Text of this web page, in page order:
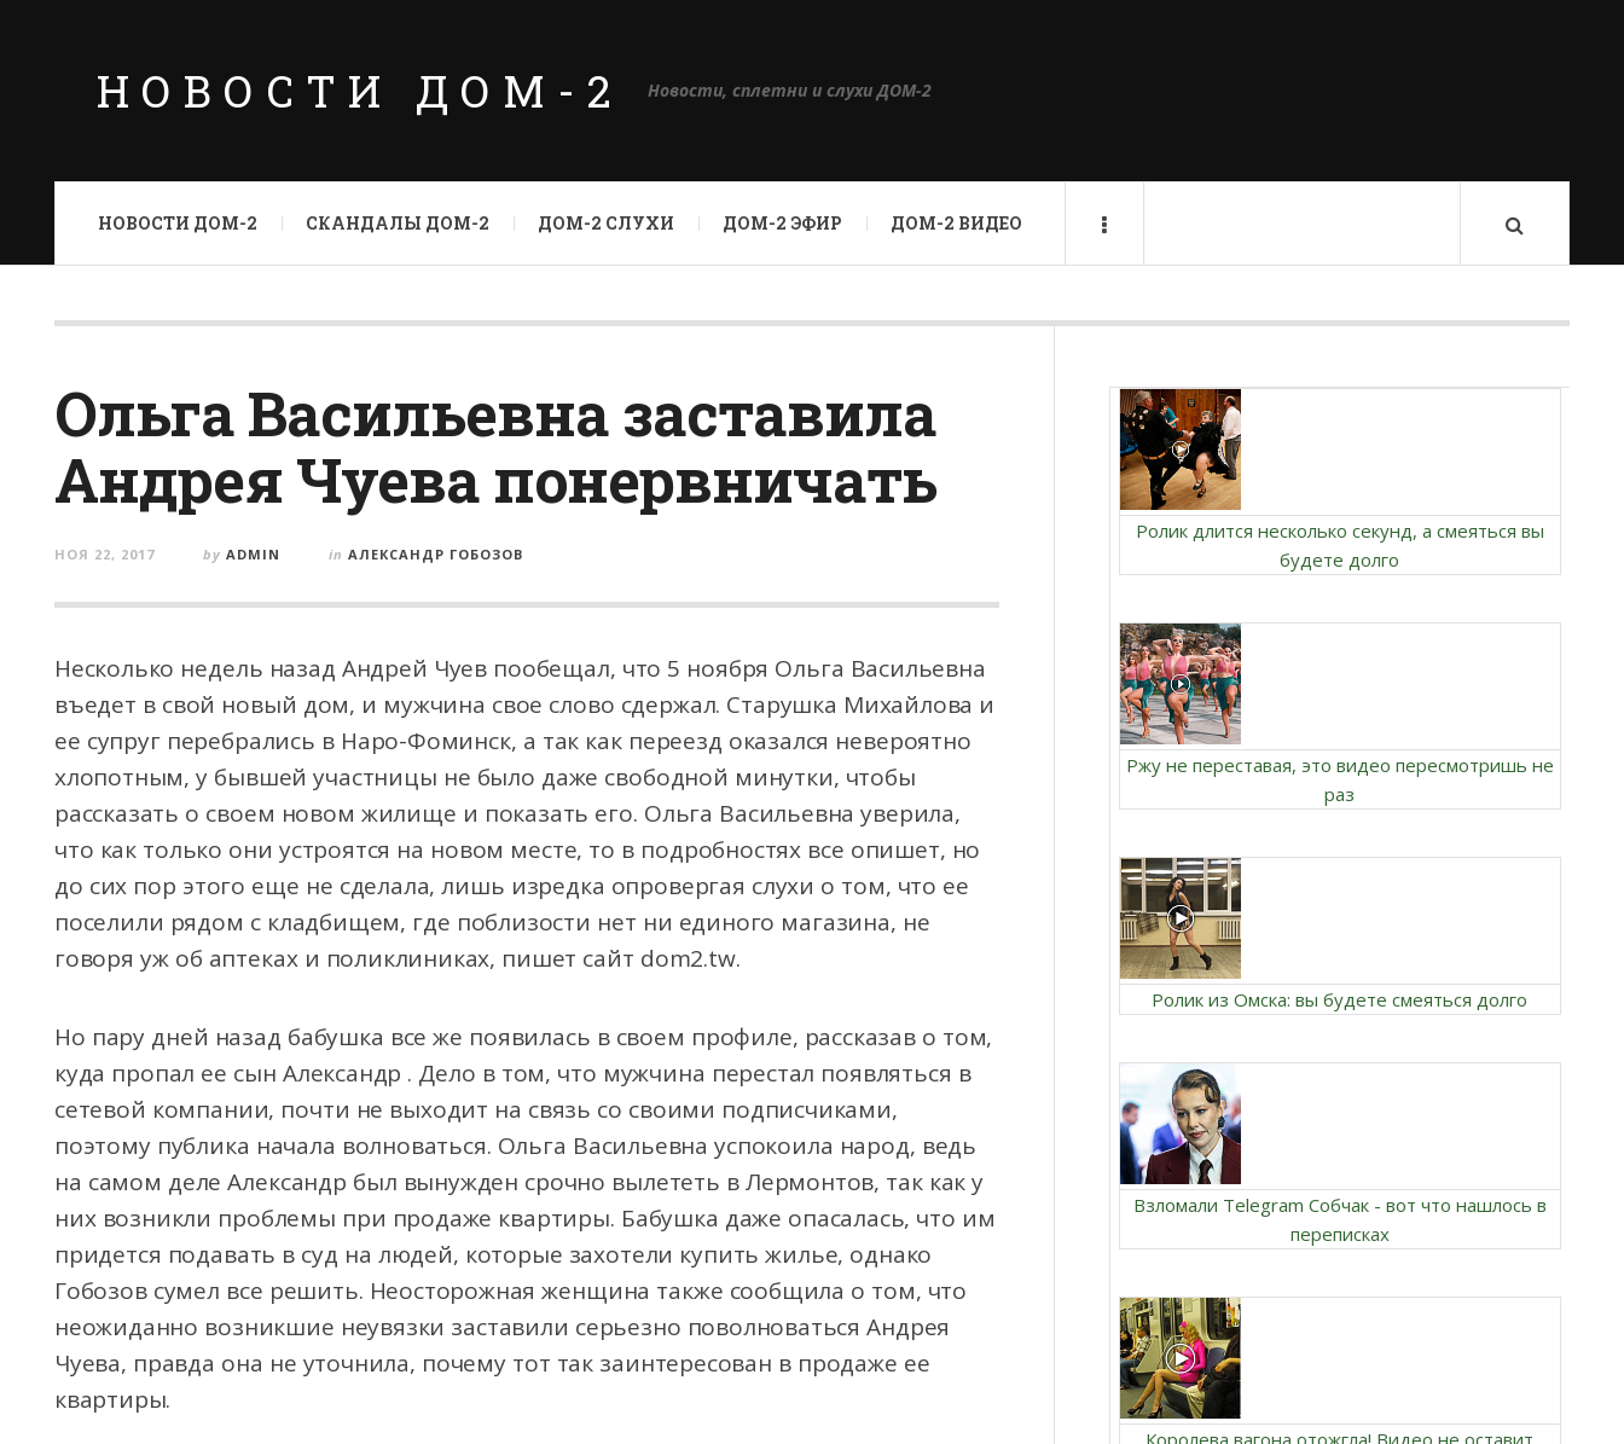
НОВОСТИ ДОМ-2 Новости, сплетни и слухи ДОМ-2
НОВОСТИ ДОМ-2 СКАНДАЛЫ ДОМ-2 ДОМ-2 СЛУХИ ДОМ-2 ЭФИР ДОМ-2 ВИДЕО
Ольга Васильевна заставила
Андрея Чуева понервничать
НОЯ 22, 2017 by ADMIN in АЛЕКСАНДР ГОБОЗОВ
Несколько недель назад Андрей Чуев пообещал, что 5 ноября Ольга Васильевна
въедет в свой новый дом, и мужчина свое слово сдержал. Старушка Михайлова и
ее супруг перебрались в Наро-Фоминск, а так как переезд оказался невероятно
хлопотным, у бывшей участницы не было даже свободной минутки, чтобы
рассказать о своем новом жилище и показать его. Ольга Васильевна уверила,
что как только они устроятся на новом месте, то в подробностях все опишет, но
до сих пор этого еще не сделала, лишь изредка опровергая слухи о том, что ее
поселили рядом с кладбищем, где поблизости нет ни единого магазина, не
говоря уж об аптеках и поликлиниках, пишет сайт dom2.tw.
Но пару дней назад бабушка все же появилась в своем профиле, рассказав о том,
куда пропал ее сын Александр . Дело в том, что мужчина перестал появляться в
сетевой компании, почти не выходит на связь со своими подписчиками,
поэтому публика начала волноваться. Ольга Васильевна успокоила народ, ведь
на самом деле Александр был вынужден срочно вылететь в Лермонтов, так как у
них возникли проблемы при продаже квартиры. Бабушка даже опасалась, что им
придется подавать в суд на людей, которые захотели купить жилье, однако
Гобозов сумел все решить. Неосторожная женщина также сообщила о том, что
неожиданно возникшие неувязки заставили серьезно поволноваться Андрея
Чуева, правда она не уточнила, почему тот так заинтересован в продаже ее
квартиры.
Ролик длится несколько секунд, а смеяться вы
будете долго
Ржу не переставая, это видео пересмотришь не
раз
Ролик из Омска: вы будете смеяться долго
Взломали Telegram Собчак - вот что нашлось в
переписках
Королева вагона отожгла! Видео не оставит